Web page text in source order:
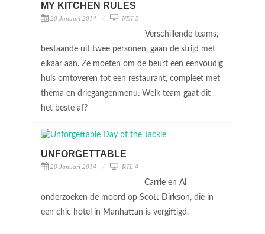
MY KITCHEN RULES
20 Januari 2014 NET 5
Verschillende teams,
bestaande uit twee personen, gaan de strijd met
elkaar aan. Ze moeten om de beurt een eenvoudig
huis omtoveren tot een restaurant, compleet met
thema en driegangenmenu. Welk team gaat dit
het beste af?
UNFORGETTABLE
20 Januari 2014 RTL 4
Carrie en Al
onderzoeken de moord op Scott Dirkson, die in
een chic hotel in Manhattan is vergiftigd.